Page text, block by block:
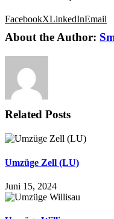
FacebookXLinkedInEmail
About the Author:
Related Posts
Umzüge Zell (LU)
Juni 15, 2024